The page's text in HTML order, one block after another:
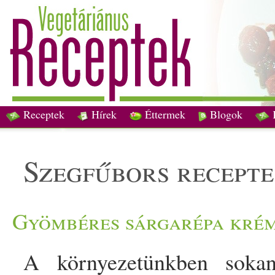
Receptek Hírek Éttermek Blogok
szegfűbors
Gyömbéres sárgarépa
A környezetünkben